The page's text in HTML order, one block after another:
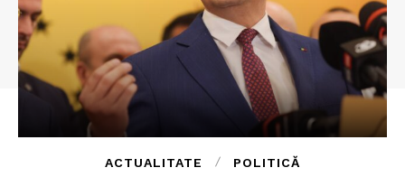
ACTUALITATE POLITICĂ